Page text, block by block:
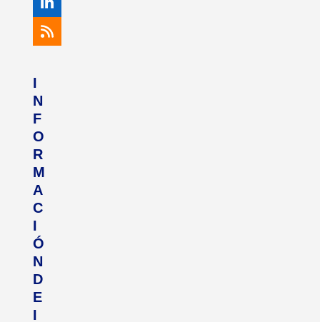
LinkedIn
RSS
I
N
F
O
R
M
A
C
I
Ó
N
D
E
I